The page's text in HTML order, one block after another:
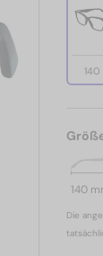
140
140
Die